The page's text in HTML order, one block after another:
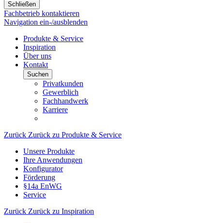
Schließen
Fachbetrieb kontaktieren
Navigation ein-/ausblenden
Produkte & Service
Inspiration
Über uns
Kontakt
Suchen
Privatkunden
Gewerblich
Fachhandwerk
Karriere
Zurück Zurück zu Produkte & Service
Unsere Produkte
Ihre Anwendungen
Konfigurator
Förderung
§14a EnWG
Service
Zurück Zurück zu Inspiration